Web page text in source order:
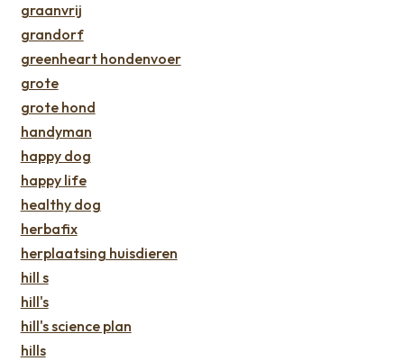
graanvrij
grandorf
greenheart hondenvoer
grote
grote hond
handyman
happy dog
happy life
healthy dog
herbafix
herplaatsing huisdieren
hill s
hill's
hill's science plan
hills